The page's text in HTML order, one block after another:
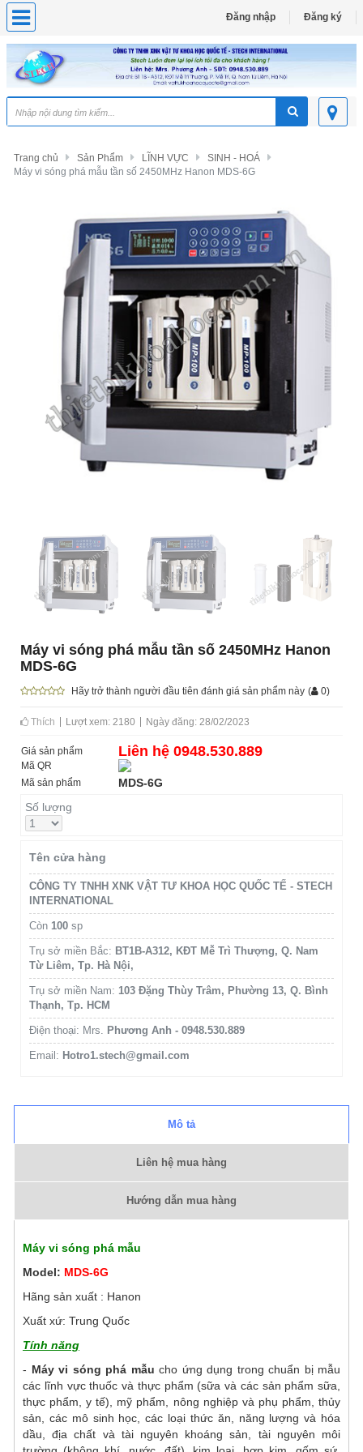
Đăng nhập Đăng ký
Trang chủ Sản Phẩm LĨNH VỰC
SINH - HOÁ
Máy vi sóng phá mẫu tần số 2450MHz Hanon MDS-6G
Máy vi sóng phá mẫu tần số 2450MHz Hanon
MDS-6G
Hãy trở thành người đầu tiên đánh giá sản phẩm này ( 0)
Thích Lượt xem: 2180 Ngày đăng: 28/02/2023
Giá sản phẩm Liên hệ 0948.530.889
Mã QR
Mã sản phẩm
MDS-6G
Số lượng
Tên cửa hàng
CÔNG TY TNHH XNK VẬT TƯ KHOA HỌC QUỐC TẾ - STECH
INTERNATIONAL
Còn 100 sp
Trụ sở miền Bắc: BT1B-A312, KĐT Mễ Trì Thượng, Q. Nam
Từ Liêm, Tp. Hà Nội,
Trụ sở miền Nam: 103 Đặng Thùy Trâm, Phường 13, Q. Bình
Thạnh, Tp. HCM
Điện thoại: Mrs. Phương Anh - 0948.530.889
Email: Hotro1.stech@gmail.com
Mô tả
Liên hệ mua hàng
Hướng dẫn mua hàng
Máy vi sóng phá mẫu
Model: MDS-6G
Hãng sản xuất : Hanon
Xuất xứ: Trung Quốc
Tính năng
- Máy vi sóng phá mẫu cho ứng dụng trong chuẩn bị mẫu
các lĩnh vực thuốc và thực phẩm (sữa và các sản phẩm sữa,
thực phẩm, y tế), mỹ phẩm, nông nghiệp và phụ phẩm, thủy
sản, các mô sinh học, các loại thức ăn, năng lượng và hóa
dầu, địa chất và tài nguyên khoáng sản, tài nguyên môi